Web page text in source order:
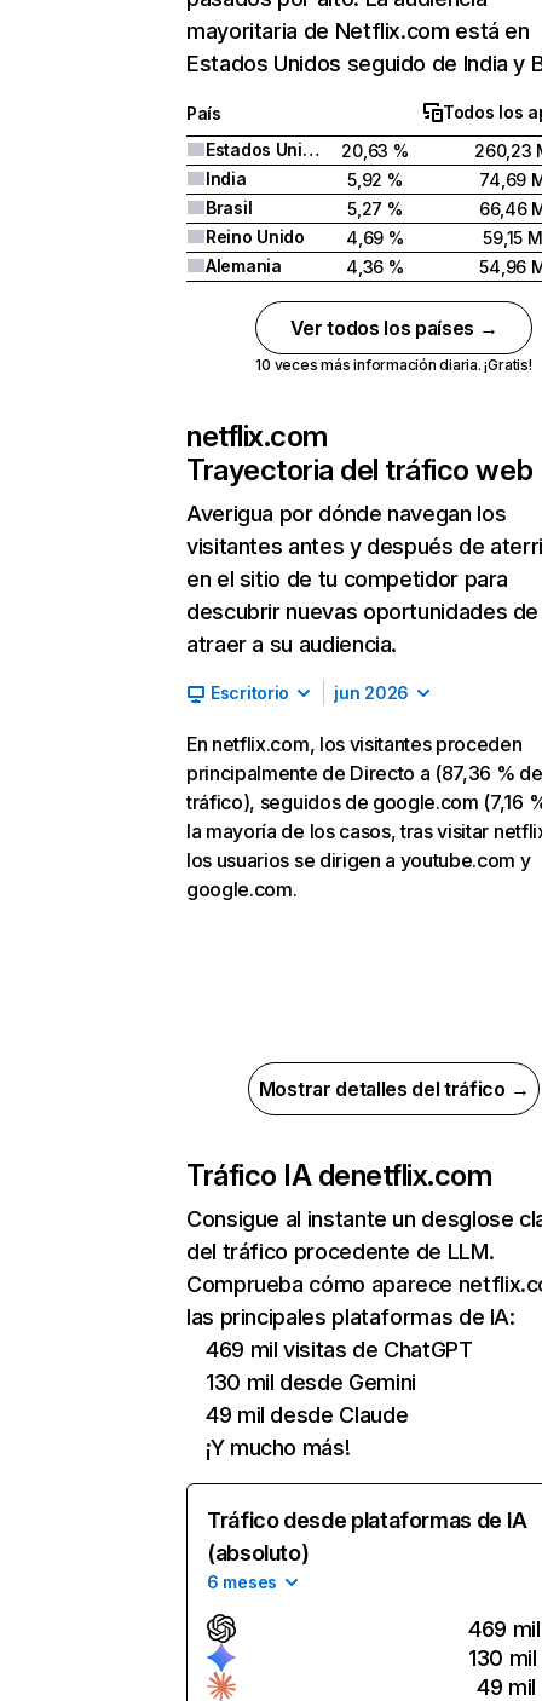
mayoritaria de Netflix.com está en
Estados Unidos seguido de India y
País
Todos los
Estados Unidos
20,63 %
260,23
India
5,92 %
74,69
Brasil
5,27 %
66,46
Reino Unido
4,69 %
59,15 M
Alemania
4,36 % 54,96
Ver todos los países →
10 veces más información diaria. ¡Gratis!
netflix.com
Trayectoria del tráfico web
Averigua por dónde navegan los
visitantes antes y después de
en el sitio de tu competidor para
descubrir nuevas oportunidades de
atraer a su audiencia.
Escritorio jun 2026
En netflix.com, los visitantes proceden
principalmente de Directo a (87,36 % de
tráfico), seguidos de google.com (7,16
la mayoría de los casos, tras visitar
los usuarios se dirigen a youtube.com y
google.com.
Mostrar detalles del tráfico →
Tráfico IA denetflix.com
Consigue al instante un desglose
del tráfico procedente de LLM.
Comprueba cómo aparece
las principales plataformas de IA:
469 mil visitas de ChatGPT
130 mil desde Gemini
49 mil desde Claude
¡Y mucho más!
Tráfico desde plataformas de IA
(absoluto)
6 meses
469 mil
130 mil
49 mil